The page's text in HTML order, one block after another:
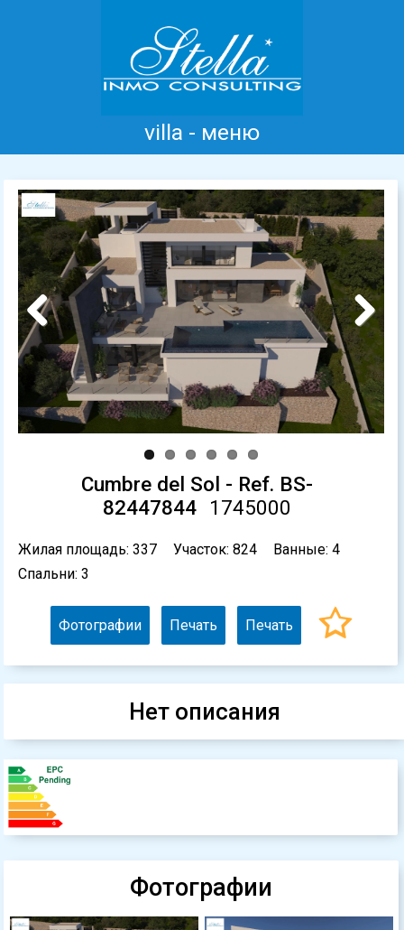
villa - меню
Главная Коста Бланка Продажа
Аренда Новые дома информация
Отзывы Контакт
Previous Next
Cumbre del Sol - Ref. BS-
82447844
1745000
Жилая площадь: 337 Участок: 824
Ванные: 4
Спальни: 3
Фотографии Печать Печать
Нет описания
Фотографии